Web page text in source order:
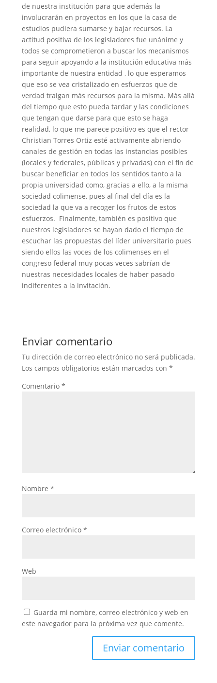
de nuestra institución para que además la
involucrarán en proyectos en los que la casa de
estudios pudiera sumarse y bajar recursos. La
actitud positiva de los legisladores fue unánime y
todos se comprometieron a buscar los mecanismos
para seguir apoyando a la institución educativa más
importante de nuestra entidad , lo que esperamos
que eso se vea cristalizado en esfuerzos que de
verdad traigan más recursos para la misma. Más allá
del tiempo que esto pueda tardar y las condiciones
que tengan que darse para que esto se haga
realidad, lo que me parece positivo es que el rector
Christian Torres Ortiz esté activamente abriendo
canales de gestión en todas las instancias posibles
(locales y federales, públicas y privadas) con el fin de
buscar beneficiar en todos los sentidos tanto a la
propia universidad como, gracias a ello, a la misma
sociedad colimense, pues al final del día es la
sociedad la que va a recoger los frutos de estos
esfuerzos. Finalmente, también es positivo que
nuestros legisladores se hayan dado el tiempo de
escuchar las propuestas del líder universitario pues
siendo ellos las voces de los colimenses en el
congreso federal muy pocas veces sabrían de
nuestras necesidades locales de haber pasado
indiferentes a la invitación.
Enviar comentario
Tu dirección de correo electrónico no será publicada.
Los campos obligatorios están marcados con *
Comentario *
Nombre *
Correo electrónico *
Web
Guarda mi nombre, correo electrónico y web en
este navegador para la próxima vez que comente.